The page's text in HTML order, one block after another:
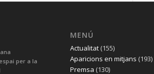
per a la
MENÚ
Actualitat(155)
Aparicions en mitjans (193)
Premsa (130)